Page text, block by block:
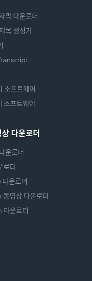
막 다운로더
목 생성기
소프트웨어
소프트웨어
다운로더
운로더
로더
운로더
영상 다운로더
운로더